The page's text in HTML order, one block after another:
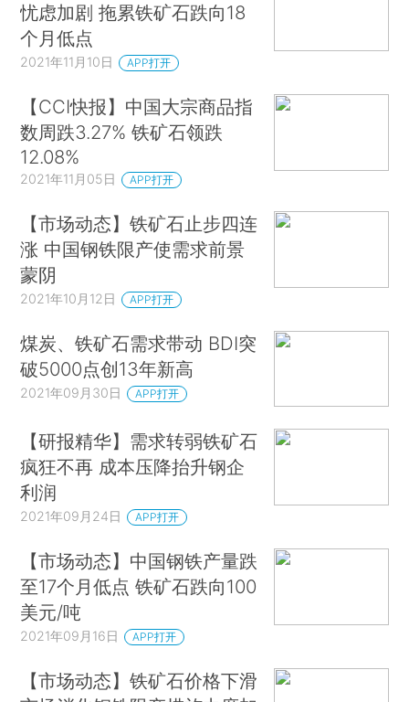
忧虑加剧 拖累铁矿石跌向18
个月低点
2021年11月10日 APP打开
【CCI快报】中国大宗商品指
数周跌3.27% 铁矿石领跌
12.08%
2021年11月05日 APP打开
【市场动态】铁矿石止步四连
涨 中国钢铁限产使需求前景
蒙阴
2021年10月12日 APP打开
煤炭、铁矿石需求带动 BDI突
破5000点创13年新高
2021年09月30日 APP打开
【研报精华】需求转弱铁矿石
疯狂不再 成本压降抬升钢企
利润
2021年09月24日 APP打开
【市场动态】中国钢铁产量跌
至17个月低点 铁矿石跌向100
美元/吨
2021年09月16日 APP打开
【市场动态】铁矿石价格下滑